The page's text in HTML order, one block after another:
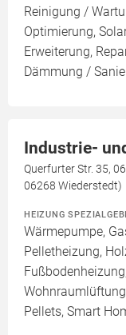
Reinigung /
Optimierung,
Erweiterung,
Dämmung /
Industrie-
Querfurter Str. 35,
06268 Wiederstedt)
HEIZUNG
Wärmepumpe,
Pelletheizung,
Pellets, Smart